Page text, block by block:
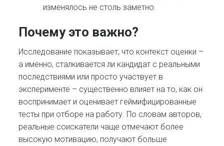
изменялось не столь заметно.
Почему это важно?
Исследование показывает, что контекст оценки –
а именно, сталкивается ли кандидат с реальными
последствиями или просто участвует в
эксперименте – существенно влияет на то, как он
воспринимает и оценивает геймифицированные
тесты при отборе на работу. По словам авторов,
реальные соискатели чаще отмечают более
высокую мотивацию, получают больше